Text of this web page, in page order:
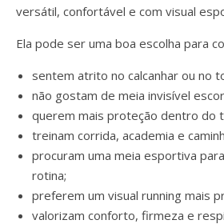
versátil, confortável e com visual
Ela pode ser uma boa escolha para
sentem atrito no calcanhar ou no
não gostam de meia invisível
querem mais proteção dentro do
treinam corrida, academia e
procuram uma meia esportiva
rotina;
preferem um visual running mais
valorizam conforto, firmeza e